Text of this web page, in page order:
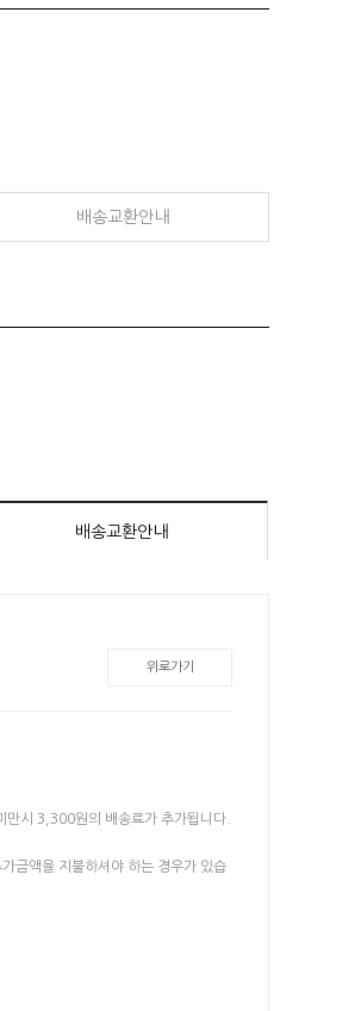
배송교환안내
배송교환안내
위로가기
만시 3,300원의 배송료가 추가됩니다.
금액을 지불하셔야 하는 경우가 있습